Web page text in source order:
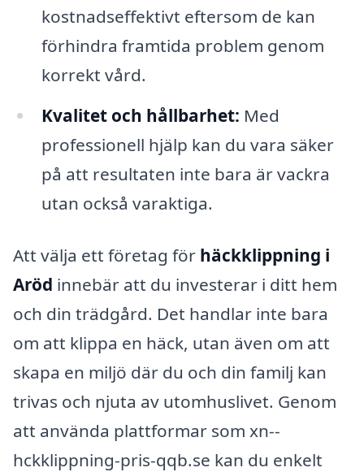
kostnadseffektivt eftersom de kan
förhindra framtida problem genom
korrekt vård.
Kvalitet och hållbarhet: Med
professionell hjälp kan du vara säker
på att resultaten inte bara är vackra
utan också varaktiga.
Att välja ett företag för häckklippning i
Aröd innebär att du investerar i ditt hem
och din trädgård. Det handlar inte bara
om att klippa en häck, utan även om att
skapa en miljö där du och din familj kan
trivas och njuta av utomhuslivet. Genom
att använda plattformar som xn--
hckklippning-pris-qqb.se kan du enkelt